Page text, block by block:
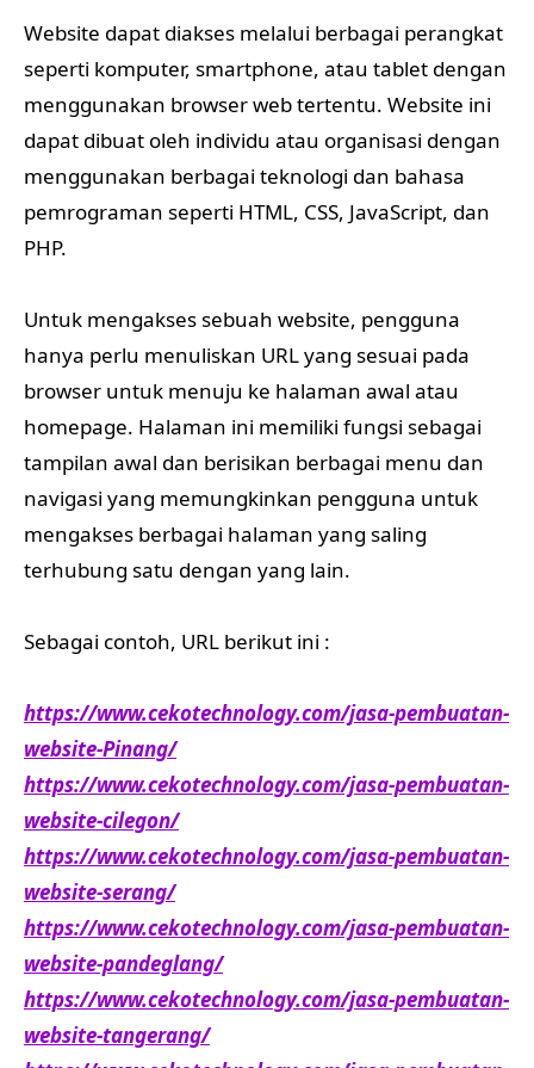
Website dapat diakses melalui berbagai perangkat
seperti komputer, smartphone, atau tablet dengan
menggunakan browser web tertentu. Website ini
dapat dibuat oleh individu atau organisasi dengan
menggunakan berbagai teknologi dan bahasa
pemrograman seperti HTML, CSS, JavaScript, dan
PHP.
Untuk mengakses sebuah website, pengguna
hanya perlu menuliskan URL yang sesuai pada
browser untuk menuju ke halaman awal atau
homepage. Halaman ini memiliki fungsi sebagai
tampilan awal dan berisikan berbagai menu dan
navigasi yang memungkinkan pengguna untuk
mengakses berbagai halaman yang saling
terhubung satu dengan yang lain.
Sebagai contoh, URL berikut ini :
https://www.cekotechnology.com/jasa-pembuatan-
website-Pinang/
https://www.cekotechnology.com/jasa-pembuatan-
website-cilegon/
https://www.cekotechnology.com/jasa-pembuatan-
website-serang/
https://www.cekotechnology.com/jasa-pembuatan-
website-pandeglang/
https://www.cekotechnology.com/jasa-pembuatan-
website-tangerang/